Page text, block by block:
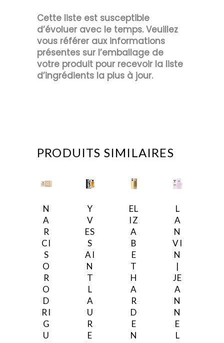
Cette liste est susceptible
d’évoluer avec le temps. Veuillez
vous référer aux informations
présentes sur l’emballage de
votre produit pour recevoir la liste
d’ingrédients la plus à jour.
PRODUITS SIMILAIRES
N
A
R
CI
S
O
R
O
D
RI
G
U
Y
V
ES
S
AI
N
T
L
A
U
R
E
EL
IZ
A
B
E
T
H
A
R
D
E
N
L
A
N
VI
N
|
JE
A
N
N
E
L